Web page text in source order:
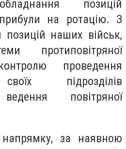
позицій
прибули на ротацію. З
наших військ,
протиповітряної
проведення
підрозділів
повітряної
за наявною